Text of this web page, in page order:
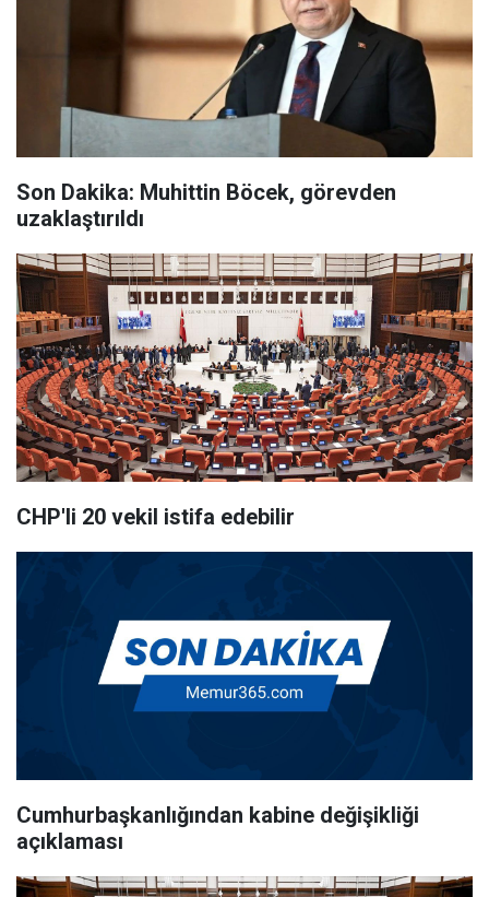
Son Dakika: Muhittin Böcek, görevden
uzaklaştırıldı
CHP'li 20 vekil istifa edebilir
Cumhurbaşkanlığından kabine değişikliği
açıklaması